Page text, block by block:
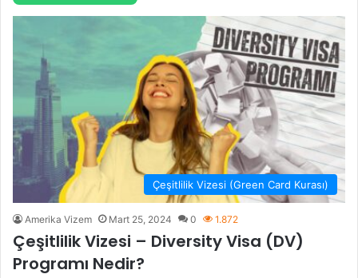
Çeşitlilik Vizesi (Green Card Kurası)
Amerika Vizem Mart 25, 2024 0 1.872
Çeşitlilik Vizesi – Diversity Visa (DV)
Programı Nedir?